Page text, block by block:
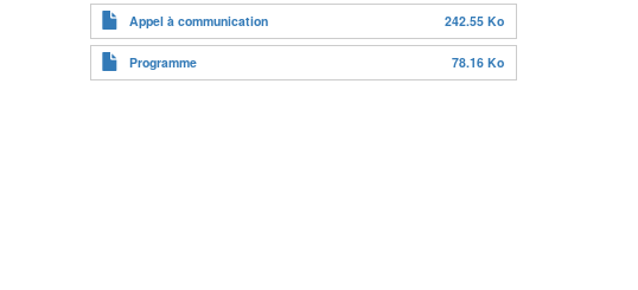
Appel à communication 242.55 Ko
Programme 78.16 Ko